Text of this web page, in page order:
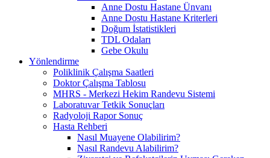
Anne Dostu Hastane Ünvanı
Anne Dostu Hastane Kriterleri
Doğum İstatistikleri
TDL Odaları
Gebe Okulu
Yönlendirme
Poliklinik Çalışma Saatleri
Doktor Çalışma Tablosu
MHRS - Merkezi Hekim Randevu Sistemi
Laboratuvar Tetkik Sonuçları
Radyoloji Rapor Sonuç
Hasta Rehberi
Nasıl Muayene Olabilirim?
Nasıl Randevu Alabilirim?